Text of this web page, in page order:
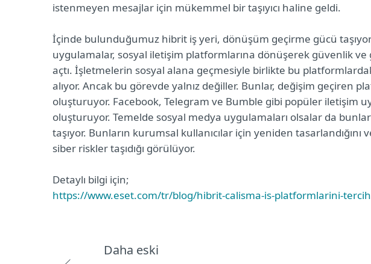
istenmeyen mesajlar için mükemmel bir taşıyıcı haline geldi.
İçinde bulunduğumuz hibrit iş yeri, dönüşüm geçirme gücü
uygulamalar, sosyal iletişim platformlarına dönüşerek güvenlik
açtı. İşletmelerin sosyal alana geçmesiyle birlikte bu
alıyor. Ancak bu görevde yalnız değiller. Bunlar, değişim geçiren
oluşturuyor. Facebook, Telegram ve Bumble gibi popüler iletişim
oluşturuyor. Temelde sosyal medya uygulamaları olsalar da
taşıyor. Bunların kurumsal kullanıcılar için yeniden
siber riskler taşıdığı görülüyor.
Detaylı bilgi için;
https://www.eset.com/tr/blog/hibrit-calisma-is-platformlarini-
Daha eski